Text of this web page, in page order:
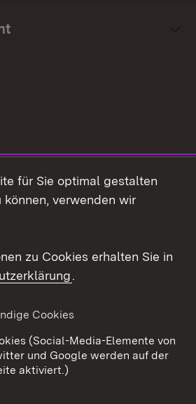
Datenschutz
Cookies
für Sie optimal gestalten
können, verwenden wir
zu Cookies erhalten Sie in
.
Cookies
(Social-Media-Elemente von
und Google werden auf der
aktiviert.)